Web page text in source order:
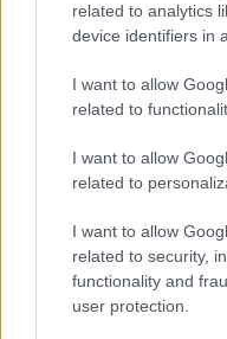
related to analytics
device identifiers in
I want to allow
related to
I want to allow
related to
I want to allow
related to security,
functionality and
user protection.